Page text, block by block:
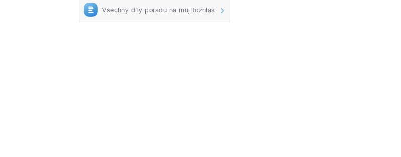
Všechny díly pořadu na mujRozhlas